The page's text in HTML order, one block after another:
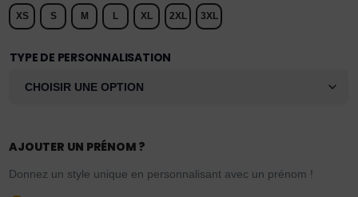
XS S M L XL 2XL 3XL
TYPE DE PERSONNALISATION
AJOUTER UN PRÉNOM ?
Donnez un style unique en personnalisant avec un prénom !